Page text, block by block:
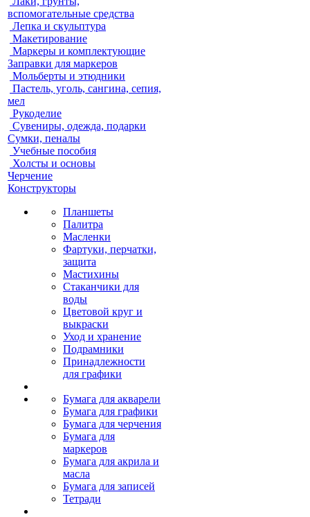
вспомогательные средства
Лепка и скульптура
Макетирование
Маркеры и комплектующие
Заправки для маркеров
Мольберты и этюдники
Пастель, уголь, сангина, сепия,
мел
Рукоделие
Сувениры, одежда, подарки
Сумки, пеналы
Учебные пособия
Холсты и основы
Черчение
Конструкторы
Планшеты
Палитра
Масленки
Фартуки, перчатки,
защита
Мастихины
Стаканчики для
воды
Цветовой круг и
выкраски
Уход и хранение
Подрамники
Принадлежности
для графики
Бумага для акварели
Бумага для графики
Бумага для черчения
Бумага для
маркеров
Бумага для акрила и
масла
Бумага для записей
Тетради